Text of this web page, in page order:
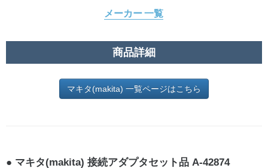
メーカー 一覧
商品詳細
マキタ(makita) 一覧ページはこちら
マキタ(makita) 接続アダプタセット品 A-42874